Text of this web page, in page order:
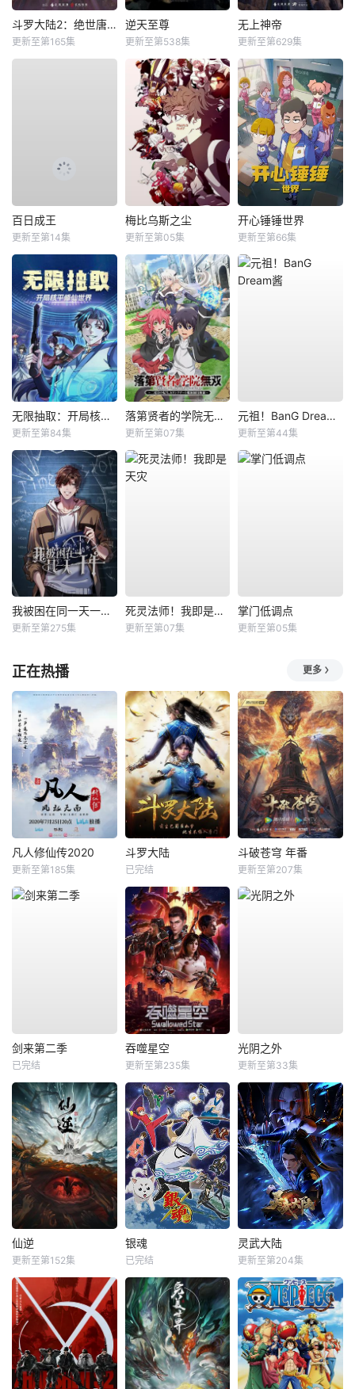
斗罗大陆2：绝世唐门
更新至第165集
逆天至尊
更新至第538集
无上神帝
更新至第629集
百日成王
更新至第14集
梅比乌斯之尘
更新至第05集
开心锤锤世界
更新至第66集
无限抽取：开局核平修仙世界动态漫
更新至第84集
落第贤者的学院无双第二回转生，S等级作弊魔术师冒险记
更新至第07集
元祖！BanG Dream酱
更新至第44集
我被困在同一天一千年动态漫
更新至第275集
死灵法师！我即是天灾
更新至第07集
掌门低调点
更新至第05集
正在热播 更多
凡人修仙传2020
更新至第185集
斗罗大陆
已完结
斗破苍穹 年番
更新至第207集
剑来第二季
已完结
吞噬星空
更新至第235集
光阴之外
更新至第33集
仙逆
更新至第152集
银魂
已完结
灵武大陆
更新至第204集